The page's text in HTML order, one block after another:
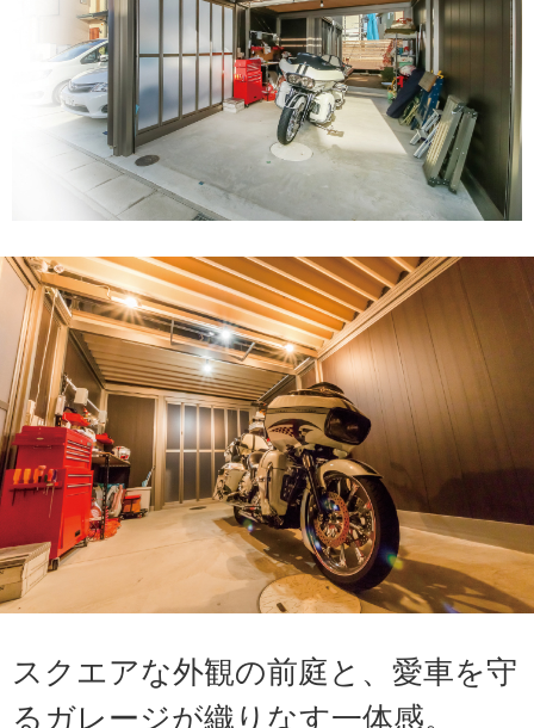
スクエアな外観の前庭と、愛車を守
るガレージが織りなす一体感。